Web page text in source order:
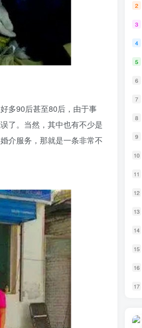
多90后甚至80后，由于事
了。当然，其中也有不少是
介服务，那就是一条非常不
2
3
4
5
6
7
8
9
10
11
12
13
14
15
16
17